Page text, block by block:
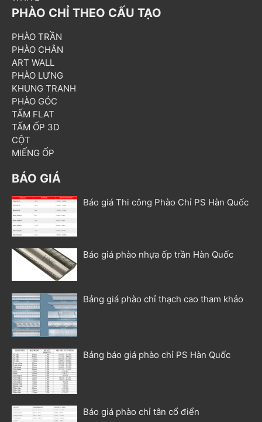
PHÀO CHỈ THEO CẤU TẠO
PHÀO TRẦN
PHÀO CHÂN
ART WALL
PHÀO LƯNG
KHUNG TRANH
PHÀO GÓC
TẤM FLAT
TẤM ỐP 3D
CỘT
MIẾNG ỐP
BÁO GIÁ
Báo giá Thi công Phào Chỉ PS Hàn Quốc
Báo giá phào nhựa ốp trần Hàn Quốc
Bảng giá phào chỉ thạch cao tham khảo
Bảng báo giá phào chỉ PS Hàn Quốc
Báo giá phào chỉ tân cổ điển